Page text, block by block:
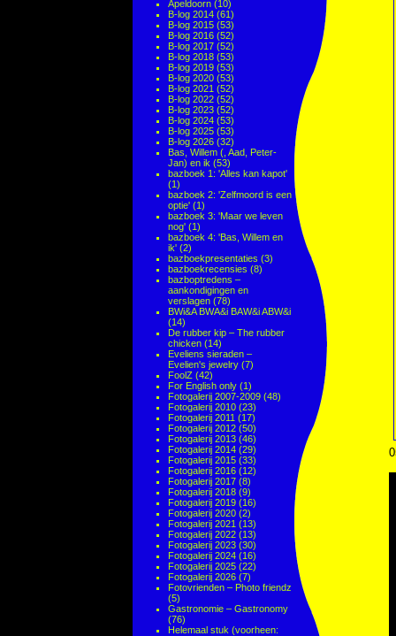
Apeldoorn (10)
B-log 2014 (61)
B-log 2015 (53)
B-log 2016 (52)
B-log 2017 (52)
B-log 2018 (53)
B-log 2019 (53)
B-log 2020 (53)
B-log 2021 (52)
B-log 2022 (52)
B-log 2023 (52)
B-log 2024 (53)
B-log 2025 (53)
B-log 2026 (32)
Bas, Willem (, Aad, Peter-
Jan) en ik (53)
bazboek 1: 'Alles kan kapot'
(1)
bazboek 2: 'Zelfmoord is een
optie' (1)
bazboek 3: 'Maar we leven
nog' (1)
bazboek 4: 'Bas, Willem en
ik' (2)
bazboekpresentaties (3)
bazboekrecensies (8)
bazboptredens –
aankondigingen en
verslagen (78)
BWi&A BWA&i BAW&i ABW&i
(14)
De rubber kip – The rubber
chicken (14)
Eveliens sieraden –
Evelien's jewelry (7)
FoolZ (42)
For English only (1)
Fotogalerij 2007-2009 (48)
Fotogalerij 2010 (23)
Fotogalerij 2011 (17)
Fotogalerij 2012 (50)
Fotogalerij 2013 (46)
Fotogalerij 2014 (29)
Fotogalerij 2015 (33)
Fotogalerij 2016 (12)
Fotogalerij 2017 (8)
Fotogalerij 2018 (9)
Fotogalerij 2019 (16)
Fotogalerij 2020 (2)
Fotogalerij 2021 (13)
Fotogalerij 2022 (13)
Fotogalerij 2023 (30)
Fotogalerij 2024 (16)
Fotogalerij 2025 (22)
Fotogalerij 2026 (7)
Fotovrienden – Photo friendz
(5)
Gastronomie – Gastronomy
(76)
Helemaal stuk (voorheen: